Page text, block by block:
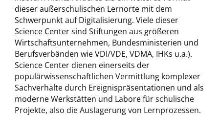
dieser außerschulischen Lernorte mit dem
Schwerpunkt auf Digitalisierung. Viele dieser
Science Center sind Stiftungen aus größeren
Wirtschaftsunternehmen, Bundesministerien und
Berufsverbänden wie VDI/VDE, VDMA, IHKs u.a.).
Science Center dienen einerseits der
populärwissenschaftlichen Vermittlung komplexer
Sachverhalte durch Ereignispräsentationen und als
moderne Werkstätten und Labore für schulische
Projekte, also die Auslagerung von Lernprozessen.